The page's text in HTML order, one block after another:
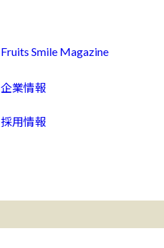
Fruits Smile Magazine
企業情報
採用情報